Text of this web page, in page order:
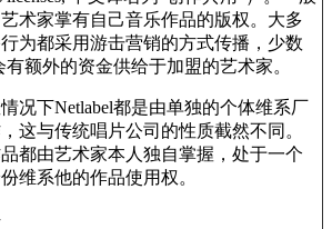
术家掌有自己音乐作品的版权。大多
为都采用游击营销的方式传播，少数
有额外的资金供给于加盟的艺术家。
况下Netlabel都是由单独的个体维系厂
这与传统唱片公司的性质截然不同。
都由艺术家本人独自掌握，处于一个
维系他的作品使用权。